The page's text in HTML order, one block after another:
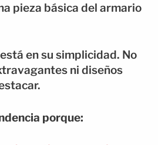
pieza básica del armario
en su simplicidad. No
ni diseños
porque: